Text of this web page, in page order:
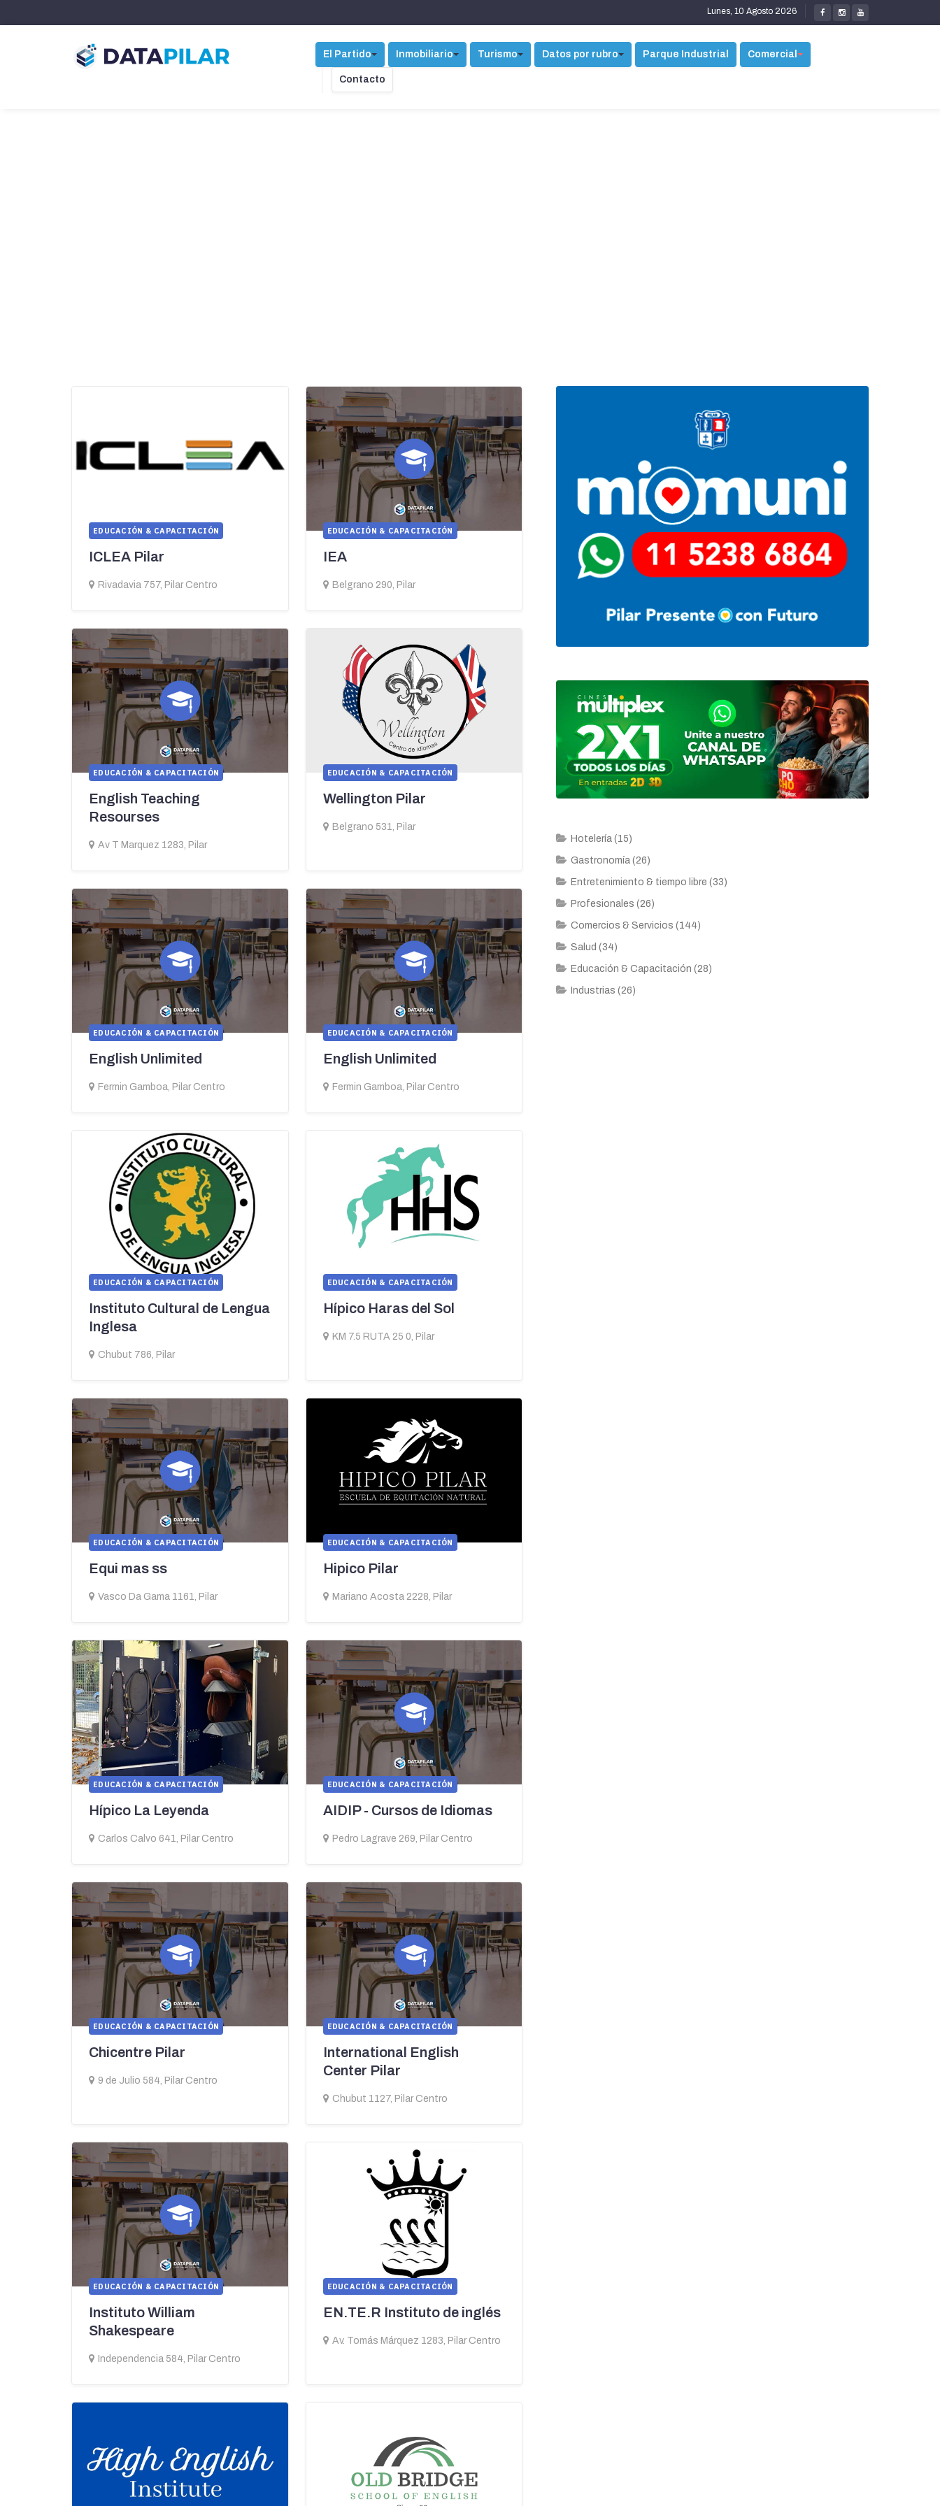
Lunes, 10 Agosto 2026
El Partido Inmobiliario Turismo Datos por rubro Parque Industrial Comercial
Contacto
EDUCACIÓN & CAPACITACIÓN
ICLEA Pilar
Rivadavia 757, Pilar Centro
EDUCACIÓN & CAPACITACIÓN
IEA
Belgrano 290, Pilar
EDUCACIÓN & CAPACITACIÓN
English Teaching
Resourses
Av T Marquez 1283, Pilar
EDUCACIÓN & CAPACITACIÓN
Wellington Pilar
Belgrano 531, Pilar
EDUCACIÓN & CAPACITACIÓN
English Unlimited
Fermin Gamboa, Pilar Centro
EDUCACIÓN & CAPACITACIÓN
English Unlimited
Fermin Gamboa, Pilar Centro
EDUCACIÓN & CAPACITACIÓN
Instituto Cultural de Lengua
Inglesa
Chubut 786, Pilar
EDUCACIÓN & CAPACITACIÓN
Hípico Haras del Sol
KM 7.5 RUTA 25 0, Pilar
EDUCACIÓN & CAPACITACIÓN
Equi mas ss
Vasco Da Gama 1161, Pilar
EDUCACIÓN & CAPACITACIÓN
Hipico Pilar
Mariano Acosta 2228, Pilar
EDUCACIÓN & CAPACITACIÓN
Hípico La Leyenda
Carlos Calvo 641, Pilar Centro
EDUCACIÓN & CAPACITACIÓN
AIDIP - Cursos de Idiomas
Pedro Lagrave 269, Pilar Centro
EDUCACIÓN & CAPACITACIÓN
Chicentre Pilar
9 de Julio 584, Pilar Centro
EDUCACIÓN & CAPACITACIÓN
International English
Center Pilar
Chubut 1127, Pilar Centro
EDUCACIÓN & CAPACITACIÓN
Instituto William
Shakespeare
Independencia 584, Pilar Centro
EDUCACIÓN & CAPACITACIÓN
EN.TE.R Instituto de inglés
Av. Tomás Márquez 1283, Pilar Centro
Hotelería (15)
Gastronomía (26)
Entretenimiento & tiempo libre (33)
Profesionales (26)
Comercios & Servicios (144)
Salud (34)
Educación & Capacitación (28)
Industrias (26)